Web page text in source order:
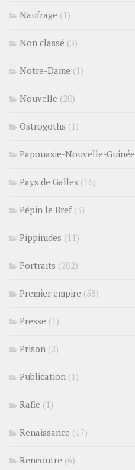
Naufrage (1)
Non classé (3)
Notre-Dame (1)
Nouvelle (20)
Ostrogoths (1)
Papouasie-Nouvelle-Guinée
Pays de Galles (16)
Pépin le Bref(3)
Pippinides (11)
Portraits (202)
Premier empire (58)
Presse (1)
Prison (2)
Publication (1)
Rafle (1)
Renaissance (17)
Rencontre (6)